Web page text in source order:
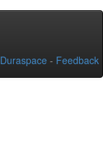
Duraspace - Feedback